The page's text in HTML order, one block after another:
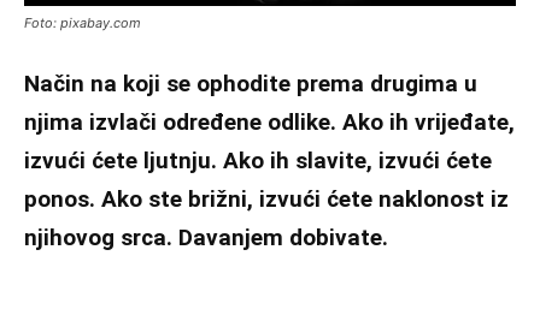
Foto: pixabay.com
Način na koji se ophodite prema drugima u
njima izvlači određene odlike. Ako ih vrijeđate,
izvući ćete ljutnju. Ako ih slavite, izvući ćete
ponos. Ako ste brižni, izvući ćete naklonost iz
njihovog srca. Davanjem dobivate.